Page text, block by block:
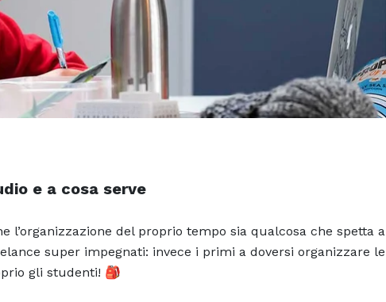
e a cosa serve
l’organizzazione del proprio tempo sia qualcosa che spetta a
super impegnati: invece i primi a doversi organizzare le
gli studenti! 🎒